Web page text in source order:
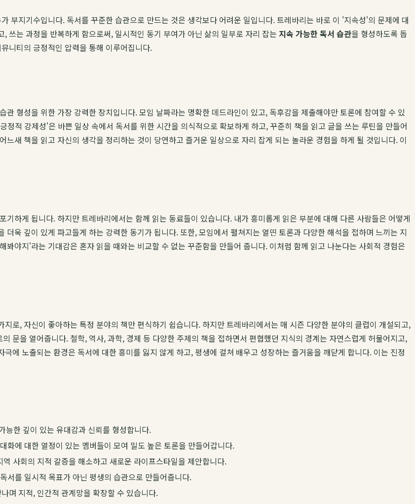
부지기수입니다. 독서를 꾸준한 습관으로 만드는 것은 생각보다 어려운 일입니다. 트레바리는 바로 이 '지속성'의 문제에 대
쓰는 과정을 반복하게 함으로써, 일시적인 동기 부여가 아닌 삶의 일부로 자리 잡는 지속 가능한 독서 습관을 형성하도록 돕
니티의 긍정적인 압력을 통해 이루어집니다.
형성을 위한 가장 강력한 장치입니다. 모임 날짜라는 명확한 데드라인이 있고, 독후감을 제출해야만 토론에 참여할 수 있
적 강제성'은 바쁜 일상 속에서 독서를 위한 시간을 의식적으로 확보하게 하고, 꾸준히 책을 읽고 글을 쓰는 루틴을 만들어
새 책을 읽고 자신의 생각을 정리하는 것이 당연하고 즐거운 일상으로 자리 잡게 되는 놀라운 경험을 하게 될 것입니다. 이
하게 됩니다. 하지만 트레바리에서는 함께 읽는 동료들이 있습니다. 내가 흥미롭게 읽은 부분에 대해 다른 사람들은 어떻게
욱 깊이 있게 파고들게 하는 강력한 동기가 됩니다. 또한, 모임에서 펼쳐지는 열띤 토론과 다양한 해석을 접하며 느끼는 지
야지'라는 기대감은 혼자 읽을 때와는 비교할 수 없는 꾸준함을 만들어 줍니다. 이처럼 함께 읽고 나눈다는 사회적 경험은
로, 자신이 좋아하는 특정 분야의 책만 편식하기 쉽습니다. 하지만 트레바리에서는 매 시즌 다양한 분야의 클럽이 개설되고,
문을 열어줍니다. 철학, 역사, 과학, 경제 등 다양한 주제의 책을 접하면서 편협했던 지식의 경계는 자연스럽게 허물어지고,
에 노출되는 환경은 독서에 대한 흥미를 잃지 않게 하고, 평생에 걸쳐 배우고 성장하는 즐거움을 깨닫게 합니다. 이는 진정
능한 깊이 있는 유대감과 신뢰를 형성합니다.
화에 대한 열정이 있는 멤버들이 모여 밀도 높은 토론을 만들어갑니다.
사회의 지적 갈증을 해소하고 새로운 라이프스타일을 제안합니다.
서를 일시적 목표가 아닌 평생의 습관으로 만들어줍니다.
며 지적, 인간적 관계망을 확장할 수 있습니다.